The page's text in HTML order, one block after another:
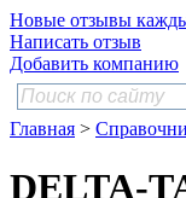
Новые отзывы
Написать отзыв
Добавить компанию
Главная >
DELTA-